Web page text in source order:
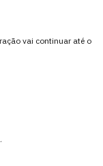
vai continuar até o
.